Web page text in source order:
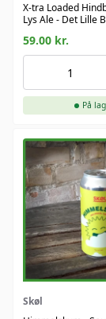
X-tra Loaded
Lys Ale - Det Lille
59.00 kr.
På
Skøl